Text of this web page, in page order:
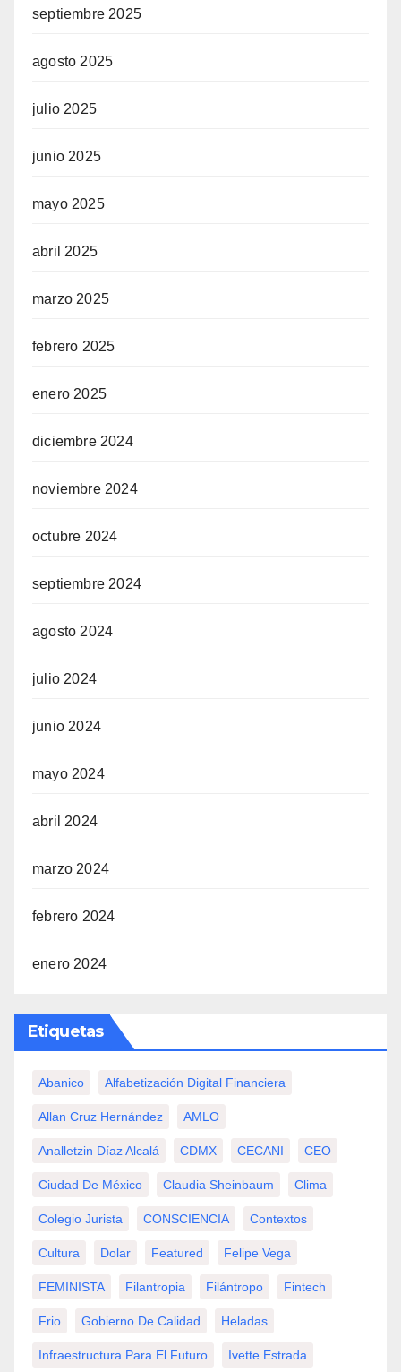
septiembre 2025
agosto 2025
julio 2025
junio 2025
mayo 2025
abril 2025
marzo 2025
febrero 2025
enero 2025
diciembre 2024
noviembre 2024
octubre 2024
septiembre 2024
agosto 2024
julio 2024
junio 2024
mayo 2024
abril 2024
marzo 2024
febrero 2024
enero 2024
Etiquetas
Abanico Alfabetización Digital Financiera
Allan Cruz Hernández AMLO
Analletzin Díaz Alcalá CDMX CECANI CEO
Ciudad De México Claudia Sheinbaum Clima
Colegio Jurista CONSCIENCIA Contextos
Cultura Dolar Featured Felipe Vega
FEMINISTA Filantropia Filántropo Fintech
Frio Gobierno De Calidad Heladas
Infraestructura Para El Futuro Ivette Estrada